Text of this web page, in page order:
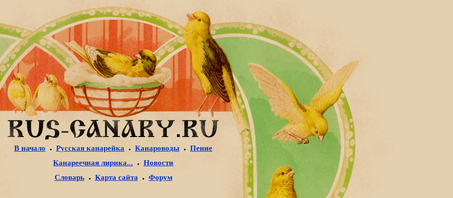
В начало Русская канарейка Канароводы
Пение
Канареечная лирика...
Новости
Словарь
Карта сайта Форум